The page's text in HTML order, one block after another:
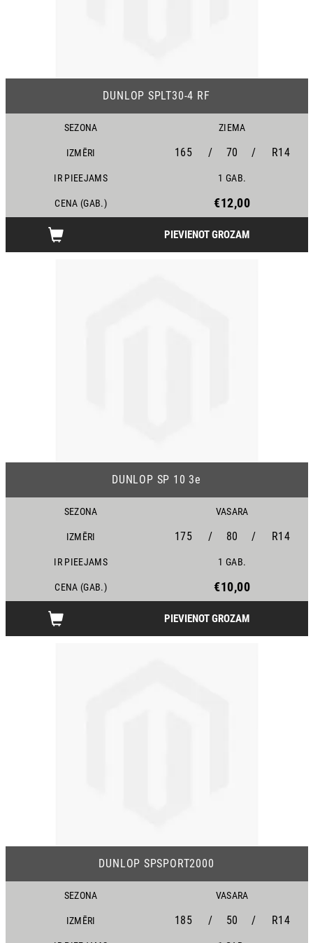
DUNLOP SPLT30-4 RF
SEZONA ZIEMA
IZMĒRI 165 / 70 / R14
IR PIEEJAMS 1 GAB.
CENA (GAB.) €12,00
PIEVIENOT GROZAM
DUNLOP SP 10 3e
SEZONA VASARA
IZMĒRI 175 / 80 / R14
IR PIEEJAMS 1 GAB.
CENA (GAB.) €10,00
PIEVIENOT GROZAM
DUNLOP SPSPORT2000
SEZONA VASARA
IZMĒRI 185 / 50 / R14